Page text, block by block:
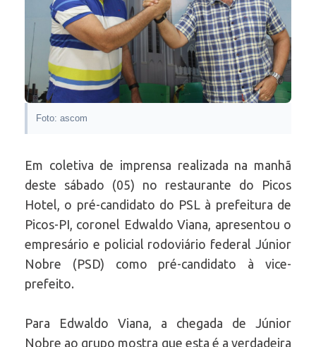
Foto: ascom
Em coletiva de imprensa realizada na manhã
deste sábado (05) no restaurante do Picos
Hotel, o pré-candidato do PSL à prefeitura de
Picos-PI, coronel Edwaldo Viana, apresentou o
empresário e policial rodoviário federal Júnior
Nobre (PSD) como pré-candidato à vice-
prefeito.
Para Edwaldo Viana, a chegada de Júnior
Nobre ao grupo mostra que esta é a verdadeira